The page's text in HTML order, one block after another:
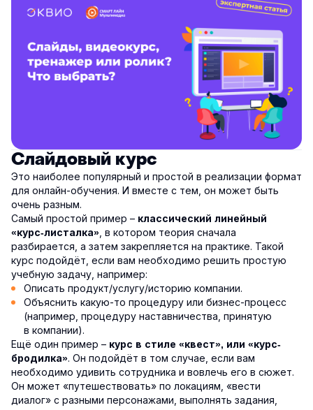
Слайдовый курс
Это наиболее популярный и простой в реализации формат
для онлайн-обучения. И вместе с тем, он может быть
очень разным.
Самый простой пример – классический линейный
«курс-листалка» , в котором теория сначала
разбирается, а затем закрепляется на практике. Такой
курс подойдёт, если вам необходимо решить простую
учебную задачу, например:
Описать продукт/услугу/историю компании.
Объяснить какую-то процедуру или бизнес-процесс
(например, процедуру наставничества, принятую
в компании).
Ещё один пример – курс в стиле «квест», или «курс-
бродилка». Он подойдёт в том случае, если вам
необходимо удивить сотрудника и вовлечь его в сюжет.
Он может «путешествовать» по локациям, «вести
диалог» с разными персонажами, выполнять задания,